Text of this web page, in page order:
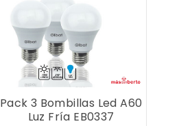
Pack 3 Bombillas Led A60
Luz Fría EB0337